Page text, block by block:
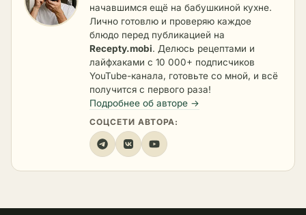
начавшимся ещё на бабушкиной кухне.
Лично готовлю и проверяю каждое
блюдо перед публикацией на
Recepty.mobi. Делюсь рецептами и
лайфхаками с 10 000+ подписчиков
YouTube-канала, готовьте со мной, и всё
получится с первого раза!
Подробнее об авторе →
СОЦСЕТИ АВТОРА: